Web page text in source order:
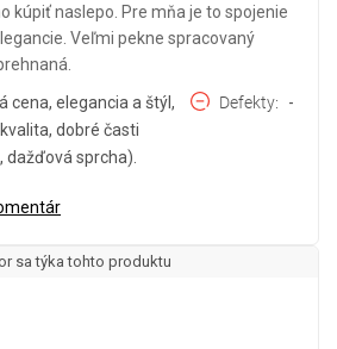
kúpiť naslepo. Pre mňa je to spojenie
Veľmi pekne spracovaný
cena, elegancia a štýl,
dobré časti
dažďová sprcha).
Defekty -
sa týka tohto produktu